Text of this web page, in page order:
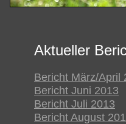
Aktueller
Bericht März/April
Bericht Juni 2013
Bericht Juli 2013
Bericht August